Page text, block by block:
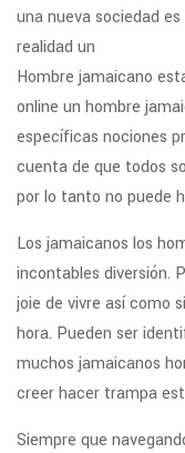
una nueva sociedad
realidad un
Hombre jamaicano
online un hombre
específicas nociones
cuenta de que todos
por lo tanto no puede
Los jamaicanos los
incontables diversión.
joie de vivre así como
hora. Pueden ser
muchos jamaicanos
creer hacer trampa
Siempre que